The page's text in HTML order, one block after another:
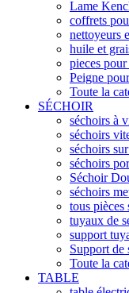
Lame
coffrets
nettoyeurs
huile et
pieces
Peigne
Toute la
SÉCHOIR
séchoirs à
séchoirs
séchoirs
séchoirs
Séchoir
séchoirs
tous pièces
tuyaux de
support
Support de
Toute la
TABLE